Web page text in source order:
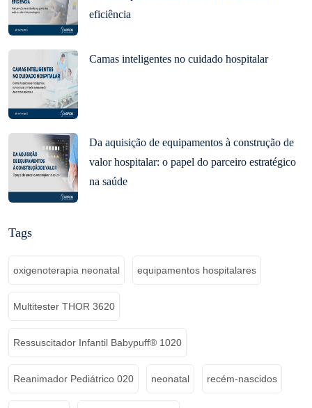
eficiência
Camas inteligentes no cuidado hospitalar
Da aquisição de equipamentos à construção de
valor hospitalar: o papel do parceiro estratégico
na saúde
Tags
oxigenoterapia neonatal equipamentos hospitalares
Multitester THOR 3620
Ressuscitador Infantil Babypuff® 1020
Reanimador Pediátrico 020 neonatal recém-nascidos